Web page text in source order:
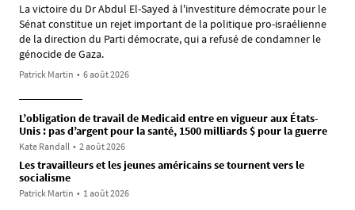
La victoire du Dr Abdul El-Sayed à l'investiture démocrate pour le
Sénat constitue un rejet important de la politique pro-israélienne
de la direction du Parti démocrate, qui a refusé de condamner le
génocide de Gaza.
Patrick Martin • 6 août 2026
L’obligation de travail de Medicaid entre en vigueur aux États-
Unis : pas d’argent pour la santé, 1500 milliards $ pour la guerre
Kate Randall • 2 août 2026
Les travailleurs et les jeunes américains se tournent vers le
socialisme
Patrick Martin • 1 août 2026